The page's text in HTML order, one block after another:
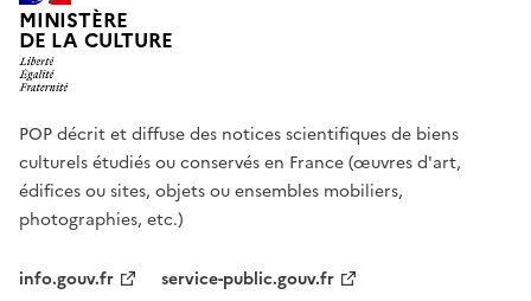
MINISTÈRE
DE LA CULTURE
POP décrit et diffuse des notices scientifiques de biens
culturels étudiés ou conservés en France (œuvres d'art,
édifices ou sites, objets ou ensembles mobiliers,
photographies, etc.)
info.gouv.fr service-public.gouv.fr